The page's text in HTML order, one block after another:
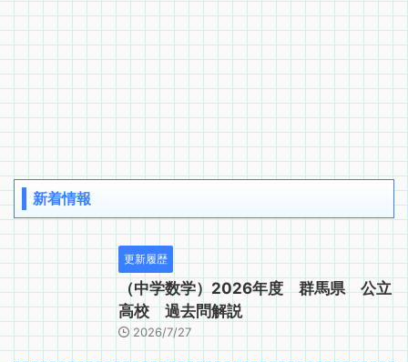
新着情報
更新履歴
（中学数学）2026年度 群馬県 公立
高校 過去問解説
2026/7/27